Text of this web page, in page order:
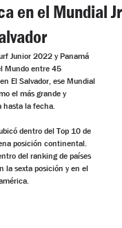
en el Mundial Jr
Junior 2022 y Panamá
Mundo entre 45
El Salvador, ese Mundial
el más grande y
hasta la fecha.
dentro del Top 10 de
posición continental.
del ranking de países
la sexta posición y en el